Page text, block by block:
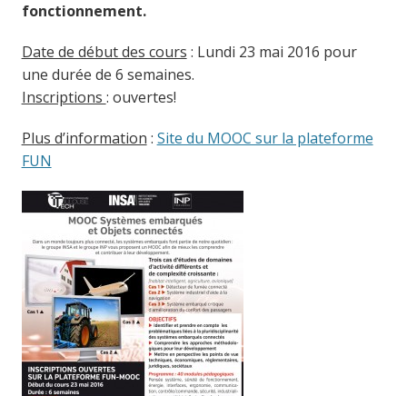
fonctionnement.
Date de début des cours : Lundi 23 mai 2016 pour
une durée de 6 semaines.
Inscriptions : ouvertes!
Plus d’information : Site du MOOC sur la plateforme
FUN